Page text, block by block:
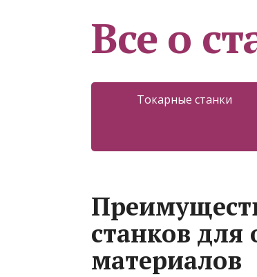
Все о
Токарные станки
станков для
материалов